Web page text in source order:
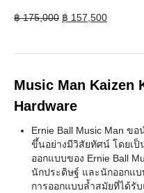
฿175,000 Original
฿ 157,500Current
Music Man Kaizen
Hardware
Ernie Ball Music Man ข
ขึ้นอย่างมีวิสัยทัศน์ โดยเป็
ออกแบบของ Ernie Ball
นักประดิษฐ์ และนักออกแ
การออกแบบล้ำสมัยที่ได้รั